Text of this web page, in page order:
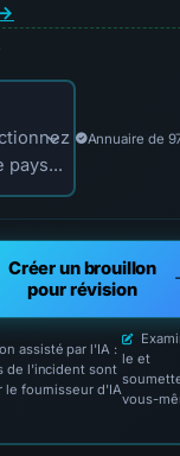
→
votre pays
pays...
Annuaire de
Créer un brouillon
pour révision
assisté par l'IA :
de l'incident sont
le fournisseur d'IA
le et
vous-